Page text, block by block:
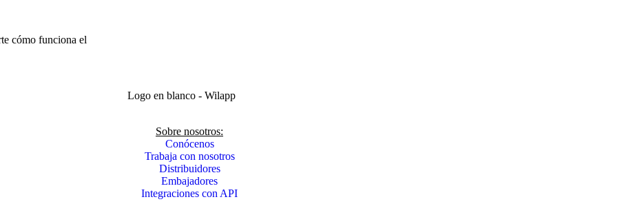
cómo funciona el
Sobre nosotros:
Conócenos
Trabaja con nosotros
Distribuidores
Embajadores
Integraciones con API